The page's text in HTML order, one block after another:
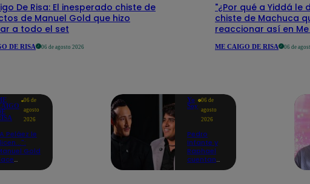
De Risa: El inesperado chiste de
de Manuel Gold que hizo
a todo el set
DE RISA 06 de agosto 2026
"¿Por qué a Yiddá le
chiste de Machuca
reaccionar así en
ME CAIGO DE RISA 06 de
06 de
agosto
2026
Peláez le
Gold
Yo
Soy
06 de
agosto
2026
Pedro
Infante y
Raphael
cuentan